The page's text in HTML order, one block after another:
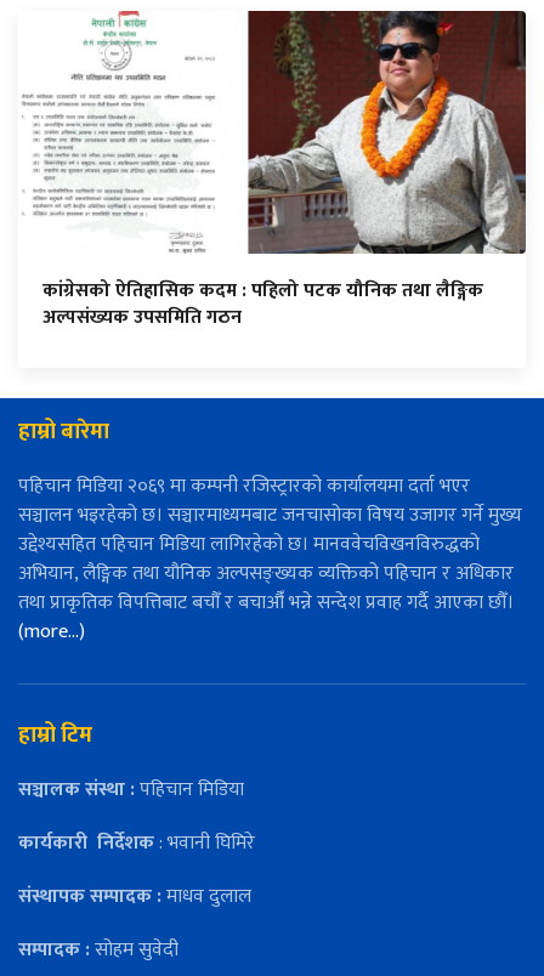
कांग्रेसको ऐतिहासिक कदम : पहिलो पटक यौनिक तथा लैङ्गिक
अल्पसंख्यक उपसमिति गठन
हाम्रो बारेमा
पहिचान मिडिया २०६९ मा कम्पनी रजिस्ट्रारको कार्यालयमा दर्ता भएर
सञ्चालन भइरहेको छ। सञ्चारमाध्यमबाट जनचासोका विषय उजागर गर्ने मुख्य
उद्देश्यसहित पहिचान मिडिया लागिरहेको छ। मानववेचविखनविरुद्धको
अभियान, लैङ्गिक तथा यौनिक अल्पसङ्ख्यक व्यक्तिको पहिचान र अधिकार
तथा प्राकृतिक विपत्तिबाट बचौँ र बचाऔँ भन्ने सन्देश प्रवाह गर्दै आएका छौँ।
(more…)
हाम्रो टिम
सञ्चालक संस्था :पहिचान मिडिया
कार्यकारी निर्देशक: भवानी घिमिरे
संस्थापक सम्पादक :माधव दुलाल
सम्पादक :सोहम सुवेदी